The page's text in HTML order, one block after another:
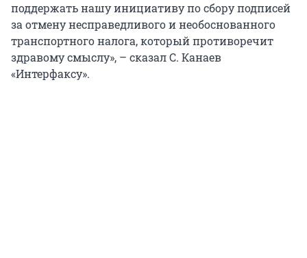
поддержать нашу инициативу по сбору подписей
за отмену несправедливого и необоснованного
транспортного налога, который противоречит
здравому смыслу», – сказал С. Канаев
«Интерфаксу».